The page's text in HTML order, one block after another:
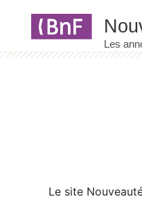
Le site